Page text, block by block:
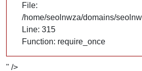
File:
/home/seolnwza/domains/
Line: 315
Function: require_once
" />